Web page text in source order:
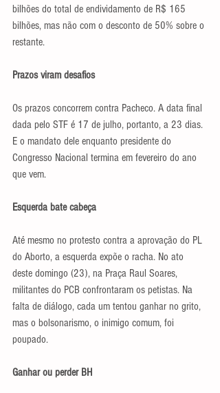
bilhões do total de endividamento de R$ 165
bilhões, mas não com o desconto de 50% sobre o
restante.
Prazos viram desafios
Os prazos concorrem contra Pacheco. A data final
dada pelo STF é 17 de julho, portanto, a 23 dias.
E o mandato dele enquanto presidente do
Congresso Nacional termina em fevereiro do ano
que vem.
Esquerda bate cabeça
Até mesmo no protesto contra a aprovação do PL
do Aborto, a esquerda expõe o racha. No ato
deste domingo (23), na Praça Raul Soares,
militantes do PCB confrontaram os petistas. Na
falta de diálogo, cada um tentou ganhar no grito,
mas o bolsonarismo, o inimigo comum, foi
poupado.
Ganhar ou perder BH